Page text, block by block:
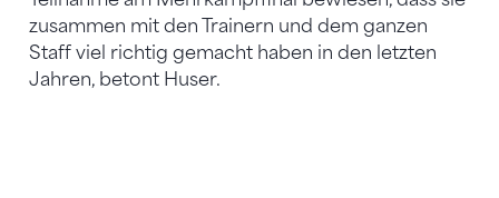
zusammen mit den Trainern und dem ganzen
Staff viel richtig gemacht haben in den letzten
Jahren, betont Huser.